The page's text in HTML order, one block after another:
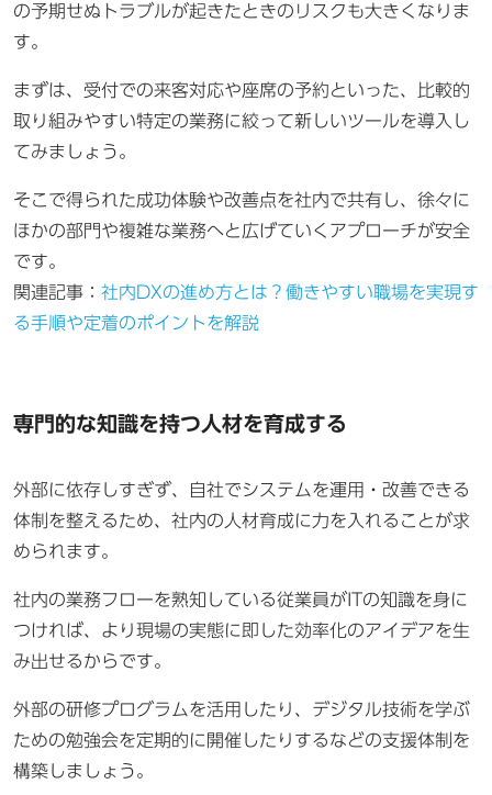
の予期せぬトラブルが起きたときのリスクも大きくなりま
す。
まずは、受付での来客対応や座席の予約といった、比較的
取り組みやすい特定の業務に絞って新しいツールを導入し
てみましょう。
そこで得られた成功体験や改善点を社内で共有し、徐々に
ほかの部門や複雑な業務へと広げていくアプローチが安全
です。
関連記事： 社内DXの進め方とは？働きやすい職場を実現す
る手順や定着のポイントを解説
専門的な知識を持つ人材を育成する
外部に依存しすぎず、自社でシステムを運用・改善できる
体制を整えるため、社内の人材育成に力を入れることが求
められます。
社内の業務フローを熟知している従業員がITの知識を身に
つければ、より現場の実態に即した効率化のアイデアを生
み出せるからです。
外部の研修プログラムを活用したり、デジタル技術を学ぶ
ための勉強会を定期的に開催したりするなどの支援体制を
構築しましょう。